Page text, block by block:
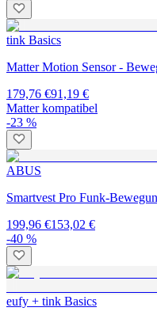
tink Basics
Matter Motion Sensor -
179,76 €91,19 €
Matter kompatibel
-23 %
ABUS
Smartvest Pro Funk-
199,96 €153,02 €
-40 %
eufy + tink Basics